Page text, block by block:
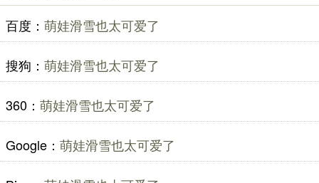
百度： 萌娃滑雪也太可爱了
搜狗： 萌娃滑雪也太可爱了
360： 萌娃滑雪也太可爱了
Google： 萌娃滑雪也太可爱了